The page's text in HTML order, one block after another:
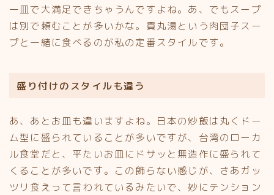
一皿で大満足できちゃうんですよね。あ、でもスープ
は別で頼むことが多いかな。貢丸湯という肉団子スー
プと一緒に食べるのが私の定番スタイルです。
盛り付けのスタイルも違う
あ、あとお皿も違いますよね。日本の炒飯は丸くドー
ム型に盛られていることが多いですが、台湾のローカ
ル食堂だと、平たいお皿にドサッと無造作に盛られて
くることが多いです。この飾らない感じが、さあガッ
ツリ食えって言われているみたいで、妙にテンション